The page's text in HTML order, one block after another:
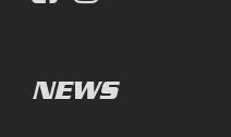
NEWS